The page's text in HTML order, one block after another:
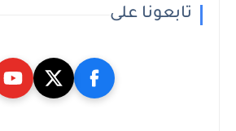
تابعونا على